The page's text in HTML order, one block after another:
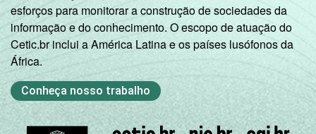
esforços para monitorar a construção de sociedades da
informação e do conhecimento. O escopo de atuação do
Cetic.br inclui a América Latina e os países lusófonos da
África.
Conheça nosso trabalho